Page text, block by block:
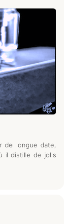
de longue date,
il distille de jolis